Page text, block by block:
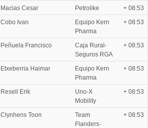
Macias Cesar Petrolike
+ 08:53
Cobo Ivan
Equipo Kern
Pharma
+ 08:53
Peñuela Francisco
Caja Rural-
Seguros RGA
+ 08:53
Etxeberria Haimar
Equipo Kern
Pharma
+ 08:53
Resell Erik
Uno-X
Mobility
+ 08:53
Clynhens Toon
Team
Flanders-
+ 08:53